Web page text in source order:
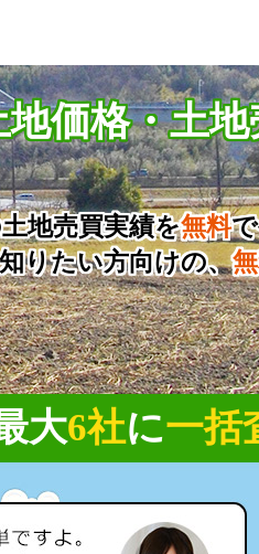
価格・土地
地売買実績を無料
りたい方向けの、
大6社に一括